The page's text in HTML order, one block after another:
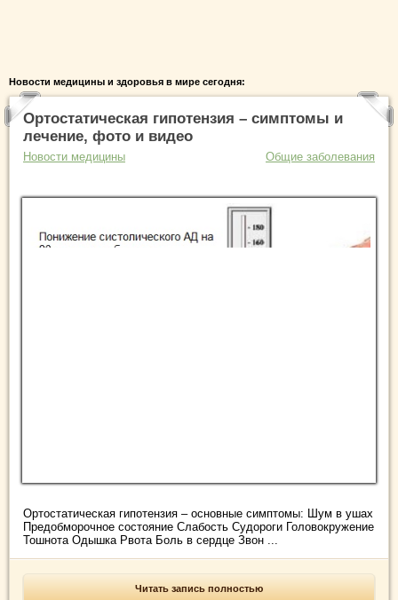
Новости медицины и здоровья в мире сегодня:
Ортостатическая гипотензия – симптомы и
лечение, фото и видео
Новости медицины Общие заболевания
Ортостатическая гипотензия – основные симптомы: Шум в ушах
Предобморочное состояние Слабость Судороги Головокружение
Тошнота Одышка Рвота Боль в сердце Звон ...
Читать запись полностью